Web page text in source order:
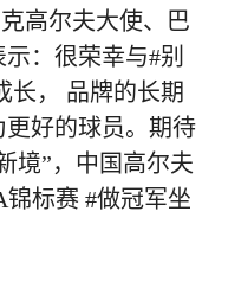
高尔夫大使、巴
：很荣幸与#别
长， 品牌的长期
好的球员。期待
境”，中国高尔夫
标赛 #做冠军坐